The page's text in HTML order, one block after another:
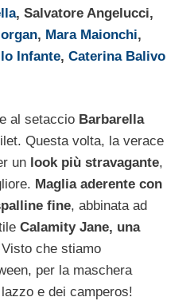
, Salvatore Angelucci,
, Mara Maionchi,
Infante, Caterina Balivo
al setaccio Barbarella
Questa volta, la verace
un look più stravagante,
Maglia aderente con
fine, abbinata ad
Calamity Jane, una
che stiamo
per la maschera
e dei camperos!